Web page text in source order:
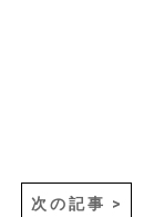
次の記事 >